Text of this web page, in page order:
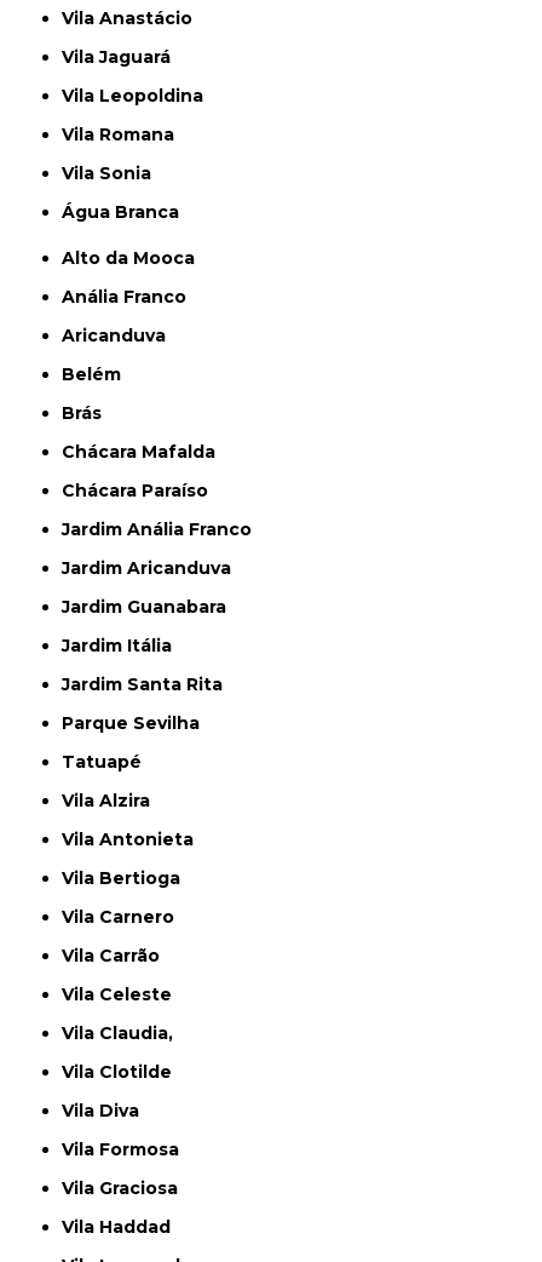
Vila Anastácio
Vila Jaguará
Vila Leopoldina
Vila Romana
Vila Sonia
Água Branca
Alto da Mooca
Anália Franco
Aricanduva
Belém
Brás
Chácara Mafalda
Chácara Paraíso
Jardim Anália Franco
Jardim Aricanduva
Jardim Guanabara
Jardim Itália
Jardim Santa Rita
Parque Sevilha
Tatuapé
Vila Alzira
Vila Antonieta
Vila Bertioga
Vila Carnero
Vila Carrão
Vila Celeste
Vila Claudia,
Vila Clotilde
Vila Diva
Vila Formosa
Vila Graciosa
Vila Haddad